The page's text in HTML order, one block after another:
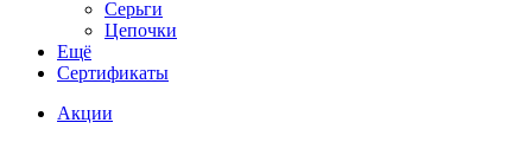
Серьги
Цепочки
Ещё
Сертификаты
Акции